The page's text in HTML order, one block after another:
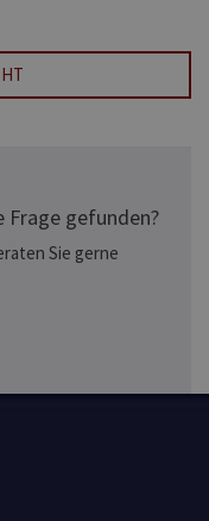
Frage gefunden?
Sie gerne